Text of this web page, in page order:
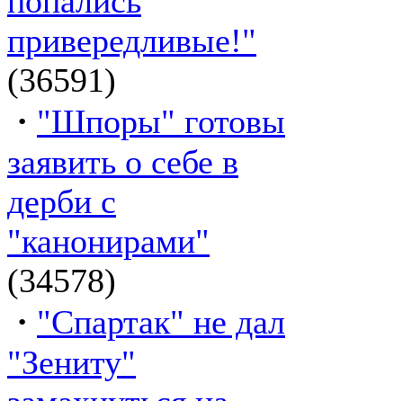
привередливые!"
(36591)
· "Шпоры" готовы
заявить о себе в
дерби с
"канонирами"
(34578)
· "Спартак" не дал
"Зениту"